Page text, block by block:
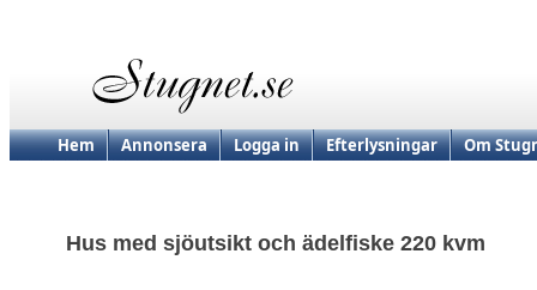
Hem Annonsera Logga in Efterlysningar Om
Hus med sjöutsikt och ädelfiske 220 kvm